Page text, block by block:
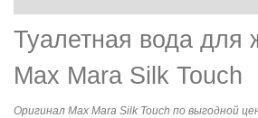
Туалетная вода для
Max Mara Silk Touch
Оригинал Max Mara Silk Touch по выгодной